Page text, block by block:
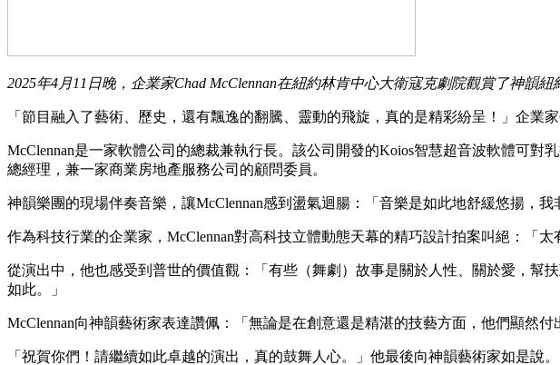
2025年4月11日晚，企業家Chad McClennan在紐約林肯中心大衛寇克劇院觀賞了神韻
「節目融入了藝術、歷史，還有飄逸的翻騰、靈動的飛旋，真的是精彩紛呈！」企業家
McClennan是一家軟體公司的總裁兼執行長。該公司開發的Koios智慧超音波軟體可
總經理，兼一家商業房地產服務公司的顧問委員。
神韻樂團的現場伴奏音樂，讓McClennan感到盪氣迴腸：「音樂是如此地舒緩悠揚，
作為科技行業的企業家，McClennan對高科技立體動態天幕的精巧設計拍案叫絕：「
從演出中，他也感受到普世的價值觀：「有些（舞劇）故事是關於人性、關於愛，幫
如此。」
McClennan向神韻藝術家表達讚佩：「無論是在創意還是精湛的技藝方面，他們顯然付
「祝賀你們！請繼續如此卓越的演出，真的鼓舞人心。」他最後向神韻藝術家如是說。